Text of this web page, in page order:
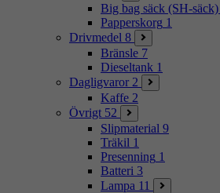
Big bag säck (SH-säck)
Papperskorg 1
Drivmedel 8
Bränsle 7
Dieseltank 1
Dagligvaror 2
Kaffe 2
Övrigt 52
Slipmaterial 9
Träkil 1
Presenning 1
Batteri 3
Lampa 11